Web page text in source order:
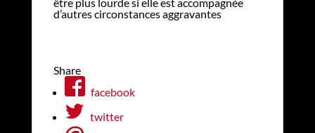
d’autres circonstances aggravantes
Share
facebook
twitter